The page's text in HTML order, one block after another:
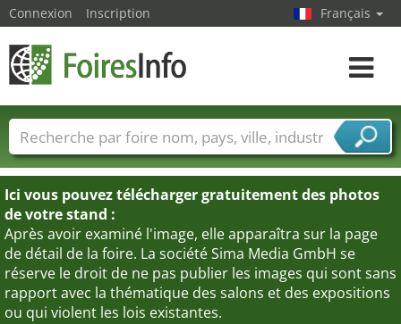
Ici vous pouvez télécharger gratuitement des photos
de votre stand :
Après avoir examiné l'image, elle apparaîtra sur la page
de détail de la foire. La société Sima Media GmbH se
réserve le droit de ne pas publier les images qui sont sans
rapport avec la thématique des salons et des expositions
ou qui violent les lois existantes.
Connexion Inscription Français
Toggle
Foire noms Pays Villes
Secteurs de foire
Secteurs du fournisseur de services